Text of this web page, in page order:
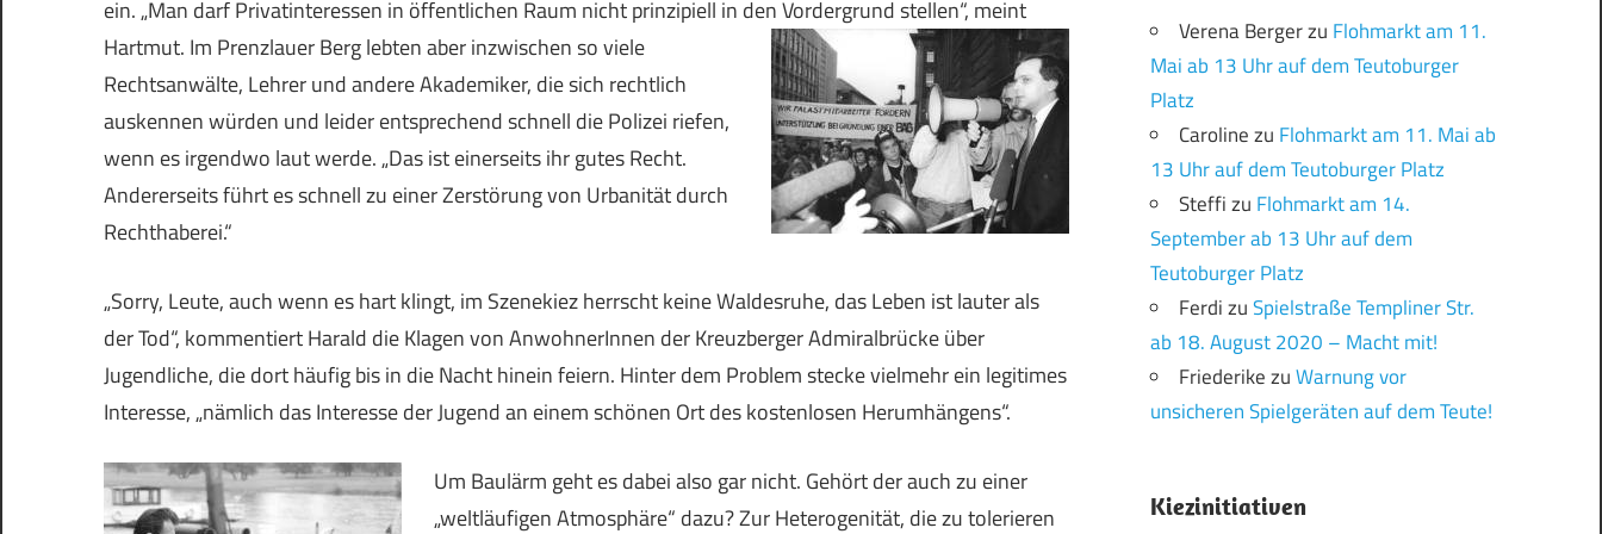
ein. „Man darf Privatinteressen in öffentlichen Raum nicht prinzipiell in den Vordergrund stellen“, meint
Hartmut. Im Prenzlauer Berg lebten aber inzwischen so viele
Rechtsanwälte, Lehrer und andere Akademiker, die sich rechtlich
auskennen würden und leider entsprechend schnell die Polizei riefen,
wenn es irgendwo laut werde. „Das ist einerseits ihr gutes Recht.
Andererseits führt es schnell zu einer Zerstörung von Urbanität durch
Rechthaberei.“
„Sorry, Leute, auch wenn es hart klingt, im Szenekiez herrscht keine Waldesruhe, das Leben ist lauter als
der Tod“, kommentiert Harald die Klagen von AnwohnerInnen der Kreuzberger Admiralbrücke über
Jugendliche, die dort häufig bis in die Nacht hinein feiern. Hinter dem Problem stecke vielmehr ein legitimes
Interesse, „nämlich das Interesse der Jugend an einem schönen Ort des kostenlosen Herumhängens“.
Um Baulärm geht es dabei also gar nicht. Gehört der auch zu einer
„weltläufigen Atmosphäre“ dazu? Zur Heterogenität, die zu tolerieren
Verena Bergerzu Flohmarkt am 11.
Mai ab 13 Uhr auf dem Teutoburger
Platz
Carolinezu Flohmarkt am 11. Mai ab
13 Uhr auf dem Teutoburger Platz
Steffizu Flohmarkt am 14.
September ab 13 Uhr auf dem
Teutoburger Platz
FerdizuSpielstraße Templiner Str.
ab 18. August 2020 – Macht mit!
FriederikezuWarnung vor
unsicheren Spielgeräten auf dem Teute!
Kiezinitiativen